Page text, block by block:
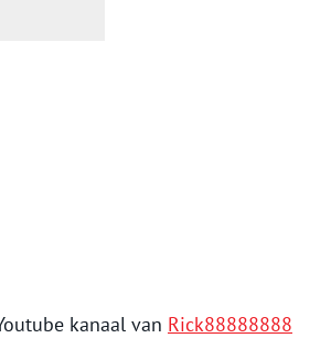
kanaal van Rick88888888